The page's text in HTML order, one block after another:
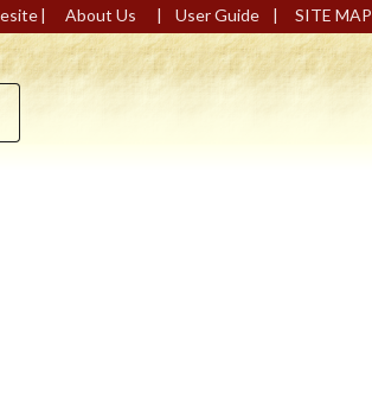
| About Us | User Guide | SITE MAP